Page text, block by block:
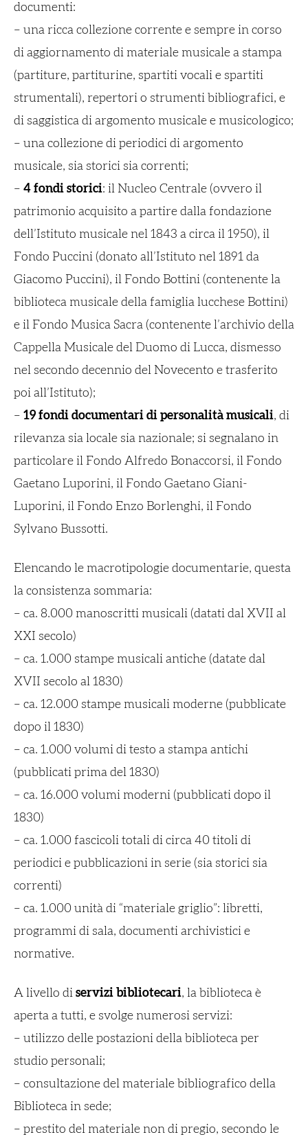
documenti:
– una ricca collezione corrente e sempre in corso
di aggiornamento di materiale musicale a stampa
(partiture, partiturine, spartiti vocali e spartiti
strumentali), repertori o strumenti bibliografici, e
di saggistica di argomento musicale e musicologico;
– una collezione di periodici di argomento
musicale, sia storici sia correnti;
– 4 fondi storici: il Nucleo Centrale (ovvero il
patrimonio acquisito a partire dalla fondazione
dell’Istituto musicale nel 1843 a circa il 1950), il
Fondo Puccini (donato all’Istituto nel 1891 da
Giacomo Puccini), il Fondo Bottini (contenente la
biblioteca musicale della famiglia lucchese Bottini)
e il Fondo Musica Sacra (contenente l’archivio della
Cappella Musicale del Duomo di Lucca, dismesso
nel secondo decennio del Novecento e trasferito
poi all’Istituto);
– 19 fondi documentari di personalità musicali, di
rilevanza sia locale sia nazionale; si segnalano in
particolare il Fondo Alfredo Bonaccorsi, il Fondo
Gaetano Luporini, il Fondo Gaetano Giani-
Luporini, il Fondo Enzo Borlenghi, il Fondo
Sylvano Bussotti.
Elencando le macrotipologie documentarie, questa
la consistenza sommaria:
– ca. 8.000 manoscritti musicali (datati dal XVII al
XXI secolo)
– ca. 1.000 stampe musicali antiche (datate dal
XVII secolo al 1830)
– ca. 12.000 stampe musicali moderne (pubblicate
dopo il 1830)
– ca. 1.000 volumi di testo a stampa antichi
(pubblicati prima del 1830)
– ca. 16.000 volumi moderni (pubblicati dopo il
1830)
– ca. 1.000 fascicoli totali di circa 40 titoli di
periodici e pubblicazioni in serie (sia storici sia
correnti)
– ca. 1.000 unità di “materiale griglio”: libretti,
programmi di sala, documenti archivistici e
normative.
A livello di servizi bibliotecari, la biblioteca è
aperta a tutti, e svolge numerosi servizi:
– utilizzo delle postazioni della biblioteca per
studio personali;
– consultazione del materiale bibliografico della
Biblioteca in sede;
– prestito del materiale non di pregio, secondo le